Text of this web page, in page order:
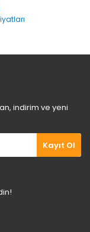
indirim ve yeni
Kayıt Ol